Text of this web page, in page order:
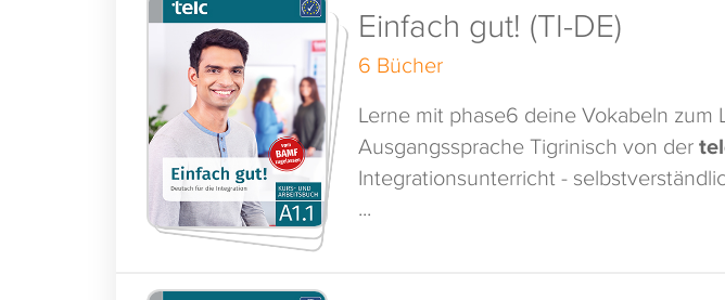
Einfach gut! (TI-DE)
6 Bücher
Lerne mit phase6 deine Vokabeln zum
Ausgangssprache Tigrinisch von der
Integrationsunterricht -
...